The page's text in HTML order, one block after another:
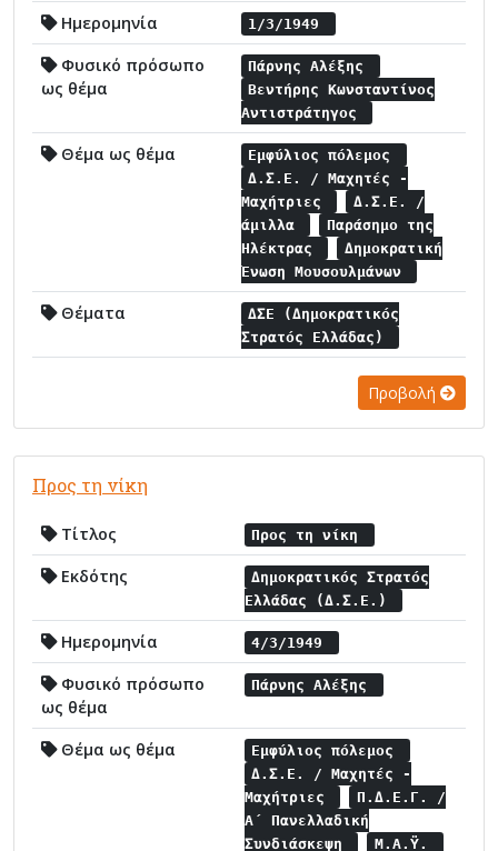
Ημερομηνία 1/3/1949
Φυσικό πρόσωπο
ως θέμα
Πάρνης Αλέξης
Βεντήρης Κωνσταντίνος
Αντιστράτηγος
Θέμα ως θέμα
Εμφύλιος πόλεμος
Δ.Σ.Ε. / Μαχητές -
Μαχήτριες
Δ.Σ.Ε. /
άμιλλα
Παράσημο της
Ηλέκτρας
Δημοκρατική
Ένωση Μουσουλμάνων
Θέματα
ΔΣΕ (Δημοκρατικός
Στρατός Ελλάδας)
Προβολή
Προς τη νίκη
Τίτλος Προς τη νίκη
Εκδότης
Δημοκρατικός Στρατός
Ελλάδας (Δ.Σ.Ε.)
Ημερομηνία 4/3/1949
Φυσικό πρόσωπο
ως θέμα
Πάρνης Αλέξης
Θέμα ως θέμα
Εμφύλιος πόλεμος
Δ.Σ.Ε. / Μαχητές -
Μαχήτριες
Π.Δ.Ε.Γ. /
Α΄ Πανελλαδική
Συνδιάσκεψη
Μ.Α.Ϋ.